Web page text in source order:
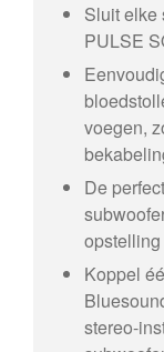
Sluit elke
PULSE
voegen,
De
opstelling
Koppel
stereo-